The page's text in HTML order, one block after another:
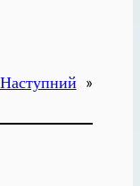
Наступний »